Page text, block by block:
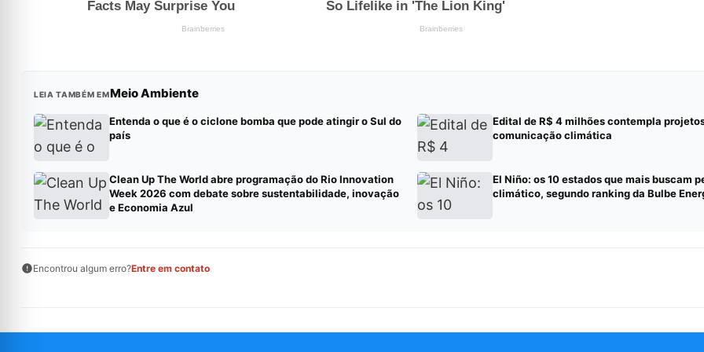
LEIA TAMBÉM EMMeio Ambiente
Entenda o que é o ciclone bomba que pode atingir o Sul do
país
Edital de R$ 4 milhões contempla
comunicação climática
Clean Up The World abre programação do Rio Innovation
Week 2026 com debate sobre sustentabilidade, inovação
e Economia Azul
El Niño: os 10 estados que mais buscam
climático, segundo ranking da Bulbe
Encontrou algum erro?Entre em contato